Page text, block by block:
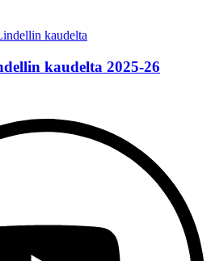
kaudelta 2025-26